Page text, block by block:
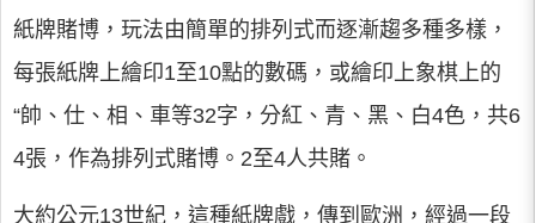
紙牌賭博，玩法由簡單的排列式而逐漸趨多種多樣，
每張紙牌上繪印1至10點的數碼，或繪印上象棋上的
“帥、仕、相、車等32字，分紅、青、黑、白4色，共6
4張，作為排列式賭博。2至4人共賭。
大約公元13世紀，這種紙牌戲，傳到歐洲，經過一段